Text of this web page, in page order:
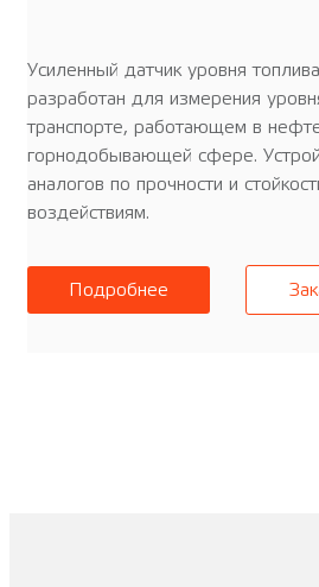
Усиленный датчик уровня
разработан для измерения
транспорте, работающем в
горнодобывающей сфере.
аналогов по прочности и
воздействиям.
Подробнее